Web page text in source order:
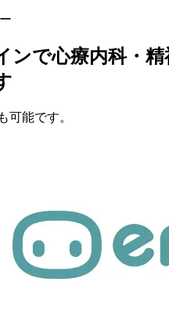
ンで心療内科・
可能です。